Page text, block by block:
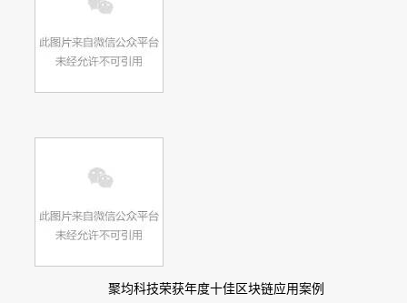
聚均科技荣获年度十佳区块链应用案例